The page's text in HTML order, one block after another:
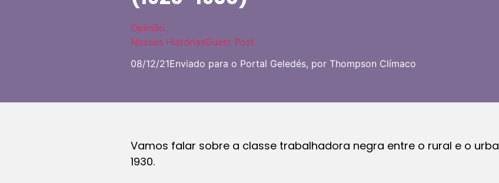
Opinião
Nossas HistóriasGuest Post
08/12/21Enviado para o Portal Geledés, por Thompson Clímaco
Vamos falar sobre a classe trabalhadora negra entre o rural e o
1930.